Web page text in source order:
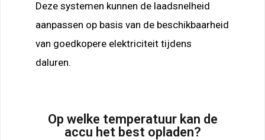
Deze systemen kunnen de laadsnelheid
aanpassen op basis van de beschikbaarheid
van goedkopere elektriciteit tijdens
daluren.
Op welke temperatuur kan de
accu het best opladen?